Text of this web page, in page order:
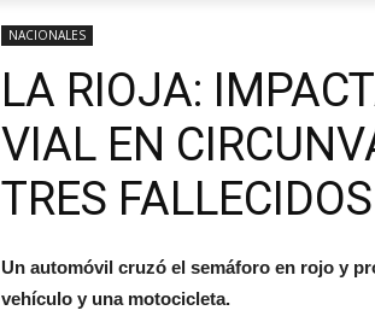
NACIONALES
LA RIOJA:
VIAL EN
TRES FALLECIDOS
Un automóvil cruzó el semáforo en rojo y
vehículo y una motocicleta.